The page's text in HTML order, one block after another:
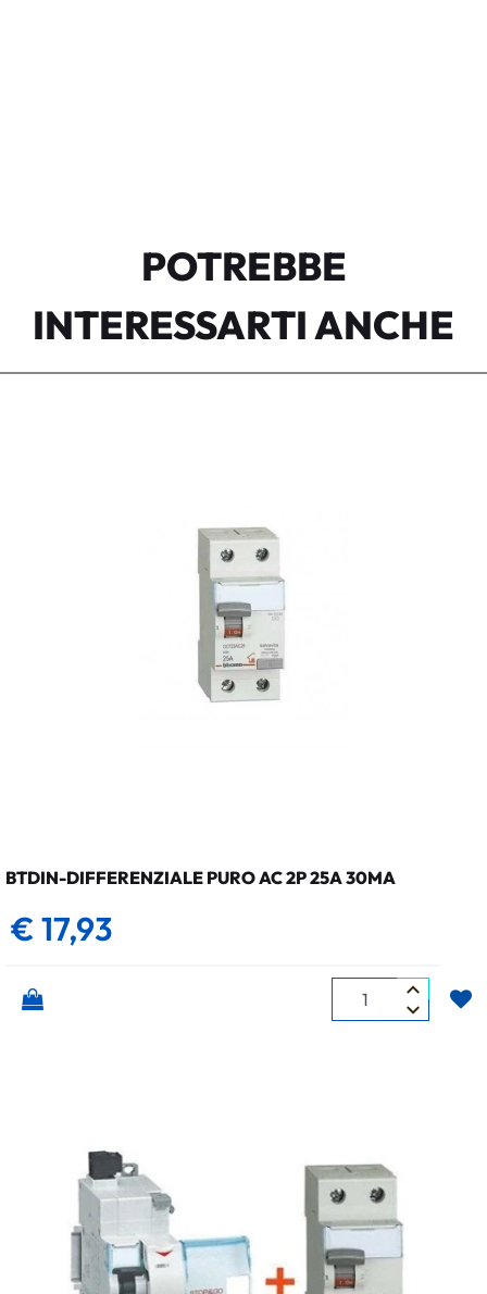
POTREBBE
INTERESSARTI ANCHE
BTDIN-DIFFERENZIALE PURO AC 2P 25A 30MA
€ 17,93
Quantità